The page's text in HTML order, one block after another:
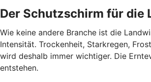
Der Schutzschirm für die
Wie keine andere Branche ist die
Intensität. Trockenheit, Starkregen,
wird deshalb immer wichtiger. Die
entstehen.